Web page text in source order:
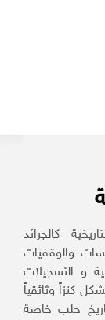
كالجرائد
والوقفيات
و التسجيلات
كنزاً وثائقياً
حلب خاصة